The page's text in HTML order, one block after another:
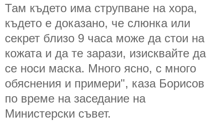
Там където има струпване на хора,
където е доказано, че слюнка или
секрет близо 9 часа може да стои на
кожата и да те зарази, изисквайте да
се носи маска. Много ясно, с много
обяснения и примери", каза Борисов
по време на заседание на
Министерски съвет.